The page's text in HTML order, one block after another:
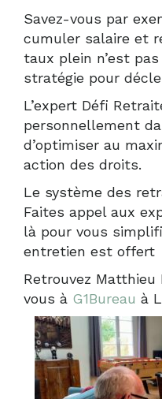
Savez-vous par
cumuler salaire et
taux plein n’est
stratégie pour
L’expert Défi
personnellement
d’optimiser au
action des droits.
Le système des
Faites appel aux
là pour vous
entretien est offert
Retrouvez Matthieu
vous à G1Bureau à